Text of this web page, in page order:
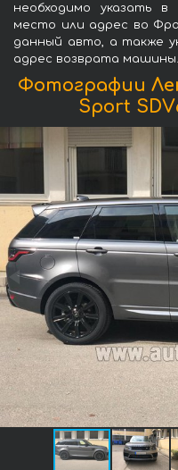
необходимо указать
место или адрес во
данный авто, а также
адрес возврата машины.
Фотографии
Sport